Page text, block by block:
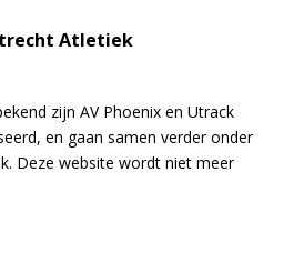
Atletiek
zijn AV Phoenix en Utrack
en gaan samen verder onder
Deze website wordt niet meer